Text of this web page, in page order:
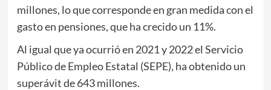
millones, lo que corresponde en gran medida con el
gasto en pensiones, que ha crecido un 11%.
Al igual que ya ocurrió en 2021 y 2022 el Servicio
Público de Empleo Estatal (SEPE), ha obtenido un
superávit de 643 millones.